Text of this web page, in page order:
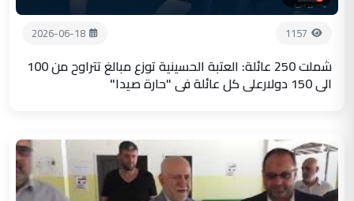
1157
2026-06-18
شملت 250 عائلة: العتبة الحسينية توزع مبالغ تتراوح من 100
الى 150 دولارعلى كل عائلة في "حارة صيدا"